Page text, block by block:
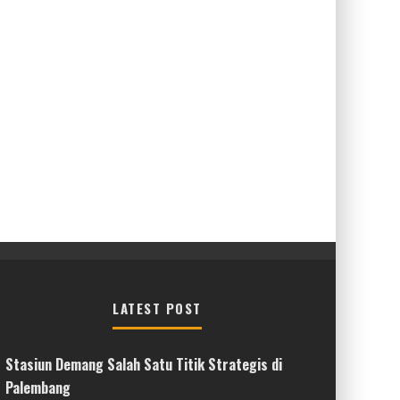
LATEST POST
Stasiun Demang Salah Satu Titik Strategis di
Palembang